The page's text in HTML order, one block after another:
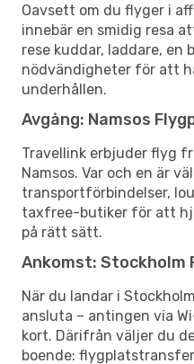
Oavsett om du flyger i
innebär en smidig resa
rese kuddar, laddare, en
nödvändigheter för att
underhållen.
Avgång: Namsos
Travellink erbjuder flyg
Namsos. Var och en är
transportförbindelser,
taxfree-butiker för att
på rätt sätt.
Ankomst: Stockholm
När du landar i
ansluta – antingen via
kort. Därifrån väljer du
boende: